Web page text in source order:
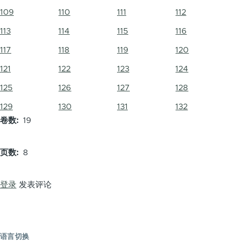
109 110 111 112
113 114 115 116
117 118 119 120
121 122 123 124
125 126 127 128
129 130 131
132
卷数
19
页数 8
登录 发表评论
语言切换